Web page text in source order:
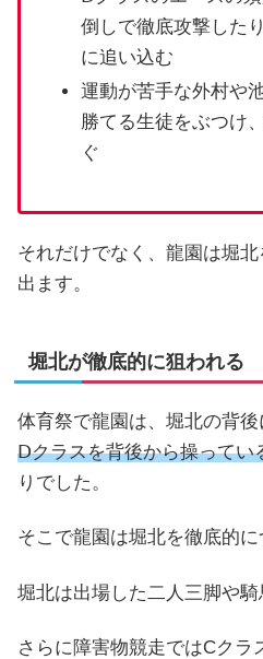
倒しで徹底攻撃した
に追い込む
運動が苦手な外村や
勝てる生徒をぶつけ
ぐ
それだけでなく、龍園は堀
出ます。
堀北が徹底的に狙われる
体育祭で龍園は、堀北の背後
Ⅾクラスを背後から操ってい
りでした。
そこで龍園は堀北を徹底的に
堀北は出場した二人三脚や騎
さらに障害物競走ではCクラ